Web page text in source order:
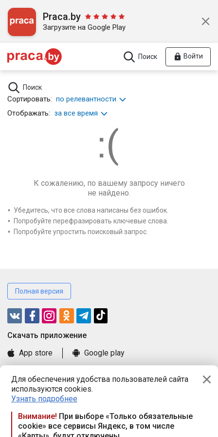
Для обеспечения удобства пользователей сайта
используются cookies.
Узнать подробнее
Внимание! При выборе «Только обязательные
cookie» все сервисы Яндекс, в том числе
Praca.by
Загрузите на Google Play
Поиск Войти
Поиск
Сортировать: по релевантности
Отображать: за все время
К сожалению, по вашему запросу ничего
не найдено.
Убедитесь, что все слова написаны без ошибок.
Попробуйте перефразировать ключевые слова.
Попробуйте упростить поисковый запрос.
Полная версия
Cкачать приложение
App store
Google play
Книга замечаний и предложений
Правила и документы
Praca.by © 2000—2026, ООО «ПРАЦА БАЙ»
Республика Беларусь, 220114, г. Минск, пр-т Независимости
117а, пом. № 9.